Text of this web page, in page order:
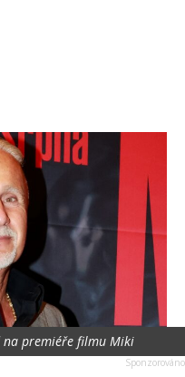
na premiéře filmu Miki